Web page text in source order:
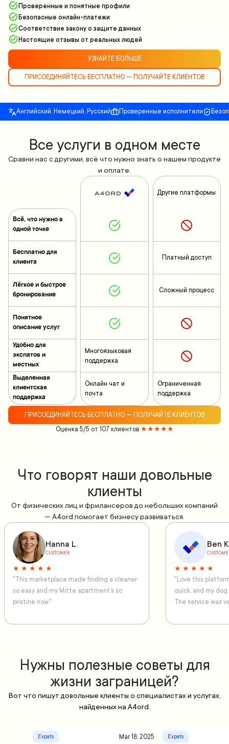
Проверенные и понятные профили
Безопасные онлайн-платежи
Соответствие закону о защите данных
Настоящие отзывы от реальных людей
УЗНАЙТЕ БОЛЬШЕ
ПРИСОЕДИНЯЙТЕСЬ БЕСПЛАТНО — ПОЛУЧАЙТЕ КЛИЕНТОВ
Английский, Немецкий, Русский Проверенные исполнители
Все yслуги в одном месте
Сравни нас с другими, всё что нужно знать о нашем продукте
и оплате.
Всё, что нужно в
одной точке
Бесплатно для
клиента
Лёгкое и быстрое
бронирование
Понятное
описание услуг
Удобно для
экспатов и
местных
Выделенная
клиентская
поддержка
Многоязыковая
поддержка
Онлайн чат и
почта
Другие платформы
Платный доступ
Сложный процесс
Ограниченная
поддержка
ПРИСОЕДИНЯЙТЕСЬ БЕСПЛАТНО — ПОЛУЧАЙТЕ КЛИЕНТОВ
Оценка 5/5 от 107 клиентов ★★★★★
Что говорят наши довольные
клиенты
От физических лиц и фрилансеров до небольших компаний
— A4ord помогает бизнесу развиваться.
Hanna L.
CUSTOMER
★ ★ ★ ★ ★
"This marketplace made finding a cleaner
so easy and my Mitte apartment’s so
pristine now."
Ben
★ ★ ★ ★ ★
"Love this
quick, and my
The service was
Нужны полезные советы для
жизни заграницей?
Вот что пишут довольные клиенты о специалистах и услугах,
найденных на A4ord.
Expats Mar 18, 2025 Expats